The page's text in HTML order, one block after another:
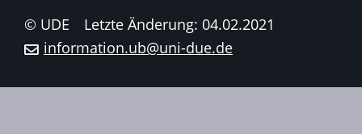
© UDE
Letzte Änderung: 04.02.2021
information.ub@uni-due.de